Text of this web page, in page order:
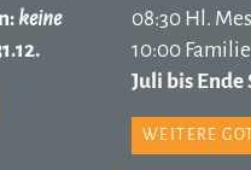
keine
08:30 Hl.
10:00
Juli bis
WEITERE